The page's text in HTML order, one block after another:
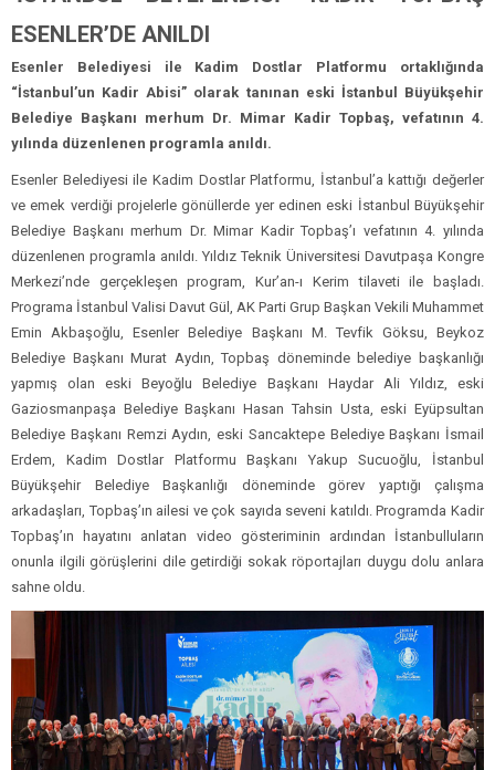
ESENLER’DE ANILDI
Esenler Belediyesi ile Kadim Dostlar Platformu ortaklığında
“İstanbul’un Kadir Abisi” olarak tanınan eski İstanbul Büyükşehir
Belediye Başkanı merhum Dr. Mimar Kadir Topbaş, vefatının 4.
yılında düzenlenen programla anıldı.
Esenler Belediyesi ile Kadim Dostlar Platformu, İstanbul’a kattığı değerler
ve emek verdiği projelerle gönüllerde yer edinen eski İstanbul Büyükşehir
Belediye Başkanı merhum Dr. Mimar Kadir Topbaş’ı vefatının 4. yılında
düzenlenen programla anıldı. Yıldız Teknik Üniversitesi Davutpaşa Kongre
Merkezi’nde gerçekleşen program, Kur’an-ı Kerim tilaveti ile başladı.
Programa İstanbul Valisi Davut Gül, AK Parti Grup Başkan Vekili Muhammet
Emin Akbaşoğlu, Esenler Belediye Başkanı M. Tevfik Göksu, Beykoz
Belediye Başkanı Murat Aydın, Topbaş döneminde belediye başkanlığı
yapmış olan eski Beyoğlu Belediye Başkanı Haydar Ali Yıldız, eski
Gaziosmanpaşa Belediye Başkanı Hasan Tahsin Usta, eski Eyüpsultan
Belediye Başkanı Remzi Aydın, eski Sancaktepe Belediye Başkanı İsmail
Erdem, Kadim Dostlar Platformu Başkanı Yakup Sucuoğlu, İstanbul
Büyükşehir Belediye Başkanlığı döneminde görev yaptığı çalışma
arkadaşları, Topbaş’ın ailesi ve çok sayıda seveni katıldı. Programda Kadir
Topbaş’ın hayatını anlatan video gösteriminin ardından İstanbulluların
onunla ilgili görüşlerini dile getirdiği sokak röportajları duygu dolu anlara
sahne oldu.